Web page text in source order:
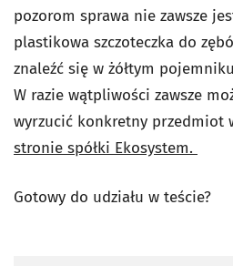
pozorom sprawa nie zawsze
plastikowa szczoteczka do
znaleźć się w żółtym
W razie wątpliwości zawsze
wyrzucić konkretny przedmiot
stronie spółki Ekosystem.
Gotowy do udziału w teście?